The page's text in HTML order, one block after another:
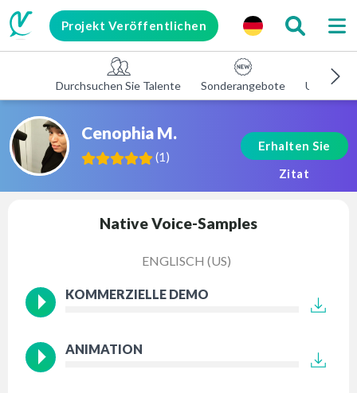
Projekt Veröffentlichen
Durchsuchen Sie Talente Sonderangebote
Cenophia M.
(1 )
Erhalten Sie
Zitat
Native Voice-Samples
ENGLISCH (US)
KOMMERZIELLE DEMO
ANIMATION